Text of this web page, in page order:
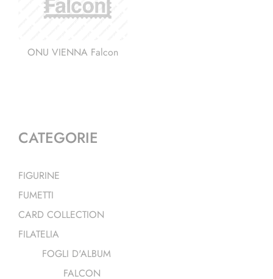
CONTATTI
ONU VIENNA Falcon
CATEGORIE
FIGURINE
FUMETTI
CARD COLLECTION
FILATELIA
FOGLI D'ALBUM
FALCON